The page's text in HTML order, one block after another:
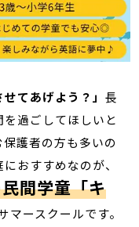
せてあげよう？」長
過ごしてほしいと
護者の方も多いの
おすすめなのが、
間学童「キ
マースクールです。